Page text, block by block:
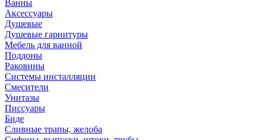
Ванны
Аксессуары
Душевые
Душевые гарнитуры
Мебель для ванной
Поддоны
Раковины
Системы инсталляции
Смесители
Унитазы
Писсуары
Биде
Сливные трапы, желоба